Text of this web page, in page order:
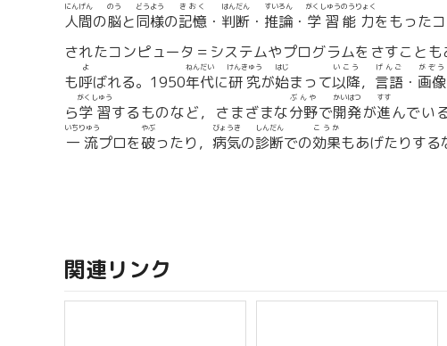
人間
にんげん
の脳
のう
と同様
どうよう
の記憶
きおく
・ 判断
はんだん
・ 推論
すいろん
・ 学習能力
がくしゅうのうりょく
をもった
されたコンピュータ＝システムやプログラムをさすことも
も呼
よ
ばれる。1950年代
ねんだい
に研究
けんきゅう
が始
はじ
まって以降
いこう
， 言語
げんご
・ 画像
がぞう
ら学習
がくしゅう
するものなど，さまざまな分野
ぶんや
で開発
かいはつ
が進
すす
んでい
一流
いちりゅう
プロを破
やぶ
ったり， 病気
びょうき
の診断
しんだん
での効果
こうか
もあげたりする
関連リンク